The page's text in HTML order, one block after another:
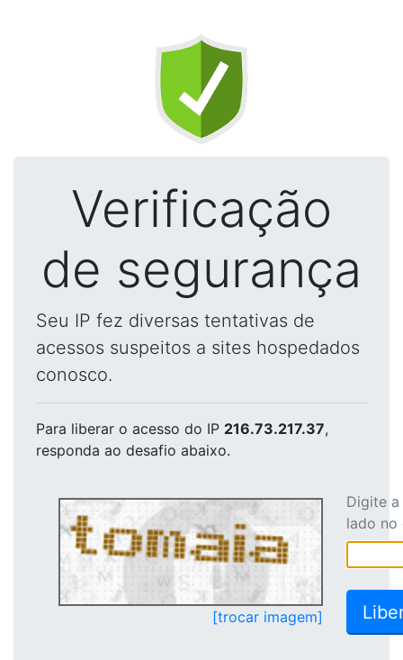
Verificação
de segurança
Seu IP fez diversas tentativas de
acessos suspeitos a sites hospedados
conosco.
Para liberar o acesso do IP 216.73.217.37,
responda ao desafio abaixo.
[trocar imagem]
Digite
lado no